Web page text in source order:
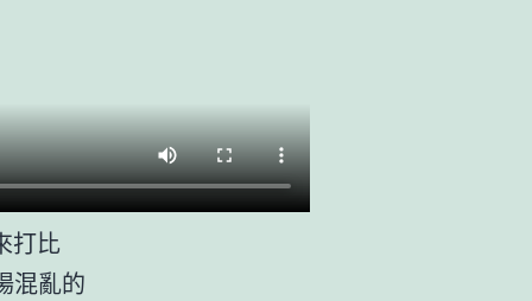
打比
混亂的